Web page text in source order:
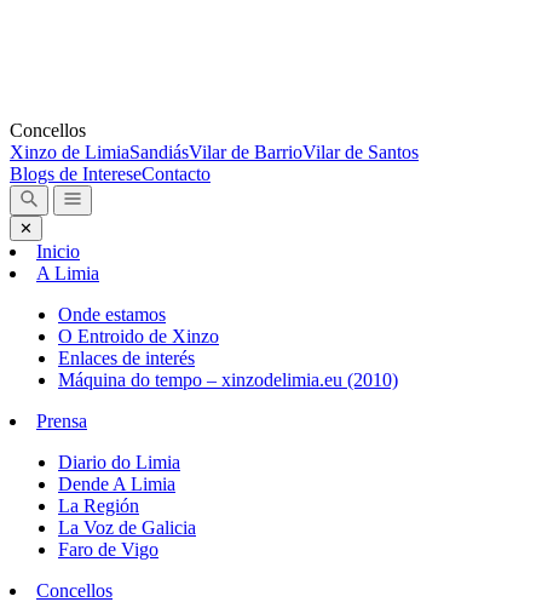
Concellos
Xinzo de LimiaSandiásVilar de BarrioVilar de Santos
Blogs de IntereseContacto
✕
Inicio
A Limia
Onde estamos
O Entroido de Xinzo
Enlaces de interés
Máquina do tempo – xinzodelimia.eu (2010)
Prensa
Diario do Limia
Dende A Limia
La Región
La Voz de Galicia
Faro de Vigo
Concellos